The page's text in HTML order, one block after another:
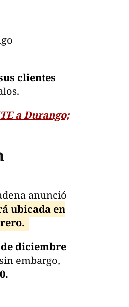
clientes
a Durango;
anunció
ubicada en
diciembre
embargo,